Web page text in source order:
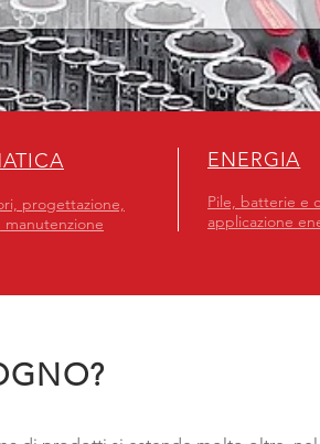
progettazione,
manutenzione
ENERGIA
Pile, batterie e
applicazione